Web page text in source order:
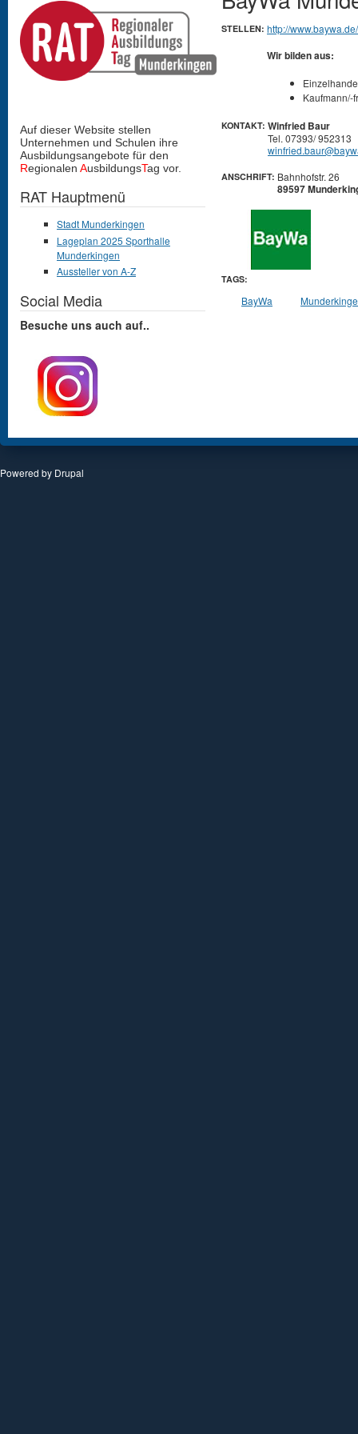
STELLEN: http://
Wir bilden aus:
Kaufmann/-
KONTAKT: Winfried Baur
Tel. 07393/ 952313
ANSCHRIFT: Bahnhofstr. 26
89597
TAGS:
BayWa
Auf dieser Website stellen
Unternehmen und Schulen ihre
Ausbildungsangebote für den
Regionalen AusbildungsTag vor.
RAT Hauptmenü
Stadt Munderkingen
Lageplan 2025 Sporthalle
Munderkingen
Aussteller von A-Z
Social Media
Besuche uns auch auf..
Powered by Drupal